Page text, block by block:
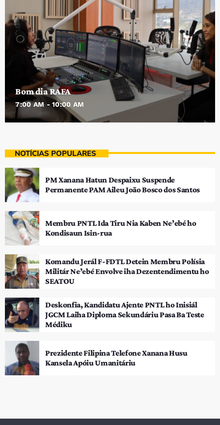
Bom dia RAFA
7:00 AM - 10:00 AM
NOTÍCIAS POPULARES
PM Xanana Hatun Despaixu Suspende
Permanente PAM Aileu João Bosco dos Santos
Membru PNTL Ida Tiru Nia Kaben Ne’ebé ho
Kondisaun Isin-rua
Komandu Jerál F-FDTL Detein Membru Polísia
Militár Ne’ebé Envolve iha Dezentendimentu ho
SEATOU
Deskonfia, Kandidatu Ajente PNTL ho Inisiál
JGCM Laiha Diploma Sekundáriu Pasa Ba Teste
Médiku
Prezidente Filipina Telefone Xanana Husu
Kansela Apóiu Umanitáriu